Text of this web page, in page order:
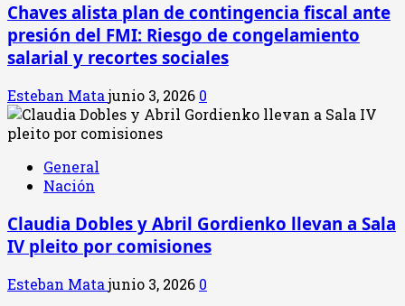
Chaves alista plan de contingencia fiscal ante
presión del FMI: Riesgo de congelamiento
salarial y recortes sociales
Esteban Matajunio 3, 2026 0
General
Nación
Claudia Dobles y Abril Gordienko llevan a Sala
IV pleito por comisiones
Esteban Matajunio 3, 2026 0